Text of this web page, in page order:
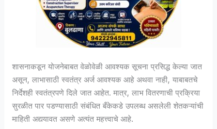
शासनाकडून योजनेबाबत वेळोवेळी आवश्यक सूचना प्रसिद्ध केल्या जात
असून, लाभासाठी स्वतंत्र अर्ज आवश्यक आहे अथवा नाही, याबाबतचे
निर्देशही स्वतंत्रपणे दिले जात आहेत. मात्र, लाभ वितरणाची प्रक्रिया
सुरळीत पार पडण्यासाठी संबंधित बँकेकडे उपलब्ध असलेली शेतकऱ्यांची
माहिती अद्ययावत असणे अत्यंत महत्त्वाचे आहे.